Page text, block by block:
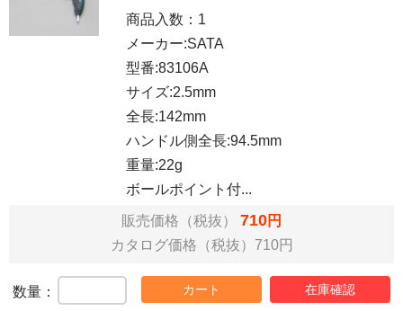
商品入数： 1
メーカー:SATA
型番:83106A
サイズ:2.5mm
全長:142mm
ハンドル側全長:94.5mm
重量:22g
ボールポイント付...
販売価格（税抜） 710円
カタログ価格（税抜）710円
数量： カート 在庫確認